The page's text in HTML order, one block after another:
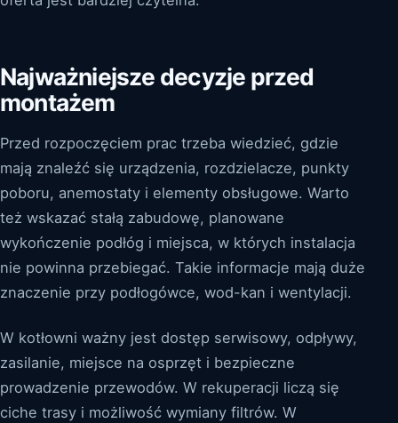
Najważniejsze decyzje przed
montażem
Przed rozpoczęciem prac trzeba wiedzieć, gdzie
mają znaleźć się urządzenia, rozdzielacze, punkty
poboru, anemostaty i elementy obsługowe. Warto
też wskazać stałą zabudowę, planowane
wykończenie podłóg i miejsca, w których instalacja
nie powinna przebiegać. Takie informacje mają duże
znaczenie przy podłogówce, wod-kan i wentylacji.
W kotłowni ważny jest dostęp serwisowy, odpływy,
zasilanie, miejsce na osprzęt i bezpieczne
prowadzenie przewodów. W rekuperacji liczą się
ciche trasy i możliwość wymiany filtrów. W